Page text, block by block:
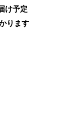
け予定
ります